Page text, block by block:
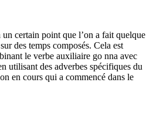
certain point que l’on a fait quelque
des temps composés. Cela est
le verbe auxiliaire go nna avec
utilisant des adverbes spécifiques du
en cours qui a commencé dans le